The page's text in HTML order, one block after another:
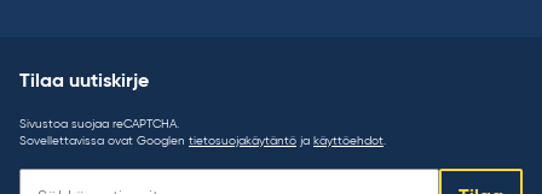
Tilaa uutiskirje
Sivustoa suojaa reCAPTCHA.
Sovellettavissa ovat Googlen tietosuojakäytäntö ja käyttöehdot.